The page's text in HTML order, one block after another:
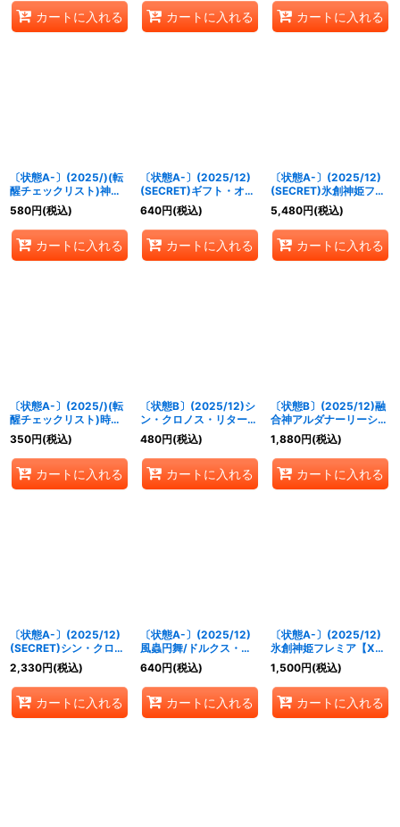
カートに入れる カートに入れる
【-】{BSC47-RV009}
《青》
カートに入れる
〔状態A-〕(2025/)(転
醒チェックリスト)神産
ノ大醒獣オオヤシマ/黄
泉ノ醒獣帝ヨモツオオカ
ミ【-】{BS55-TX02}
《紫》
580円(税込)
カートに入れる
〔状態A-〕(2025/12)
(SECRET)ギフト・オ
ブ・ザ・ナイル/クレオ
パトラス・オリジン【転
醒X-SEC】{BSC47-
RVTX06a/BSC47-
RVTX06b}《黄》
640円(税込)
カートに入れる
〔状態A-〕(2025/12)
(SECRET)氷創神姫フレ
ミア【X-SEC】
{BSC47-X02}《白》
5,480円(税込)
カートに入れる
〔状態A-〕(2025/)(転
醒チェックリスト)時の
番犬クロノ・ベロス/時
の狭間【-】{BSC47-
RV010}《青》
350円(税込)
カートに入れる
〔状態B〕(2025/12)シ
ン・クロノス・リターナ
ル【X】{BSC47-X04}
《青》
480円(税込)
カートに入れる
〔状態B〕(2025/12)融
合神アルダナーリーシュ
ヴァラ【X】{BSC47-
X03}《黄》
1,880円(税込)
カートに入れる
〔状態A-〕(2025/12)
(SECRET)シン・クロノ
ス・リターナル【X-
SEC】{BSC47-X04}
《青》
2,330円(税込)
カートに入れる
〔状態A-〕(2025/12)
風蟲円舞/ドルクス・ウ
シワカ・オリジン【転醒
X】{BSC47-
RVTX03a/BSC47-
RVTX03b}《緑》
640円(税込)
カートに入れる
〔状態A-〕(2025/12)
氷創神姫フレミア【X】
{BSC47-X02}《白》
1,500円(税込)
カートに入れる